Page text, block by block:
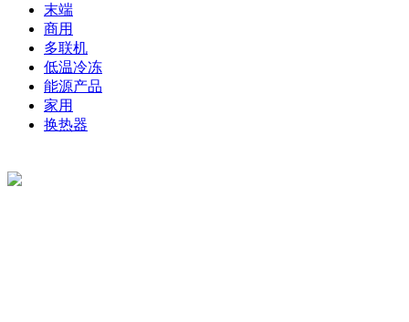
末端
商用
多联机
低温冷冻
能源产品
家用
换热器